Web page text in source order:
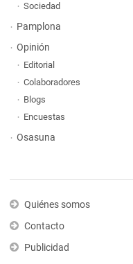
Sociedad
Pamplona
Opinión
Editorial
Colaboradores
Blogs
Encuestas
Osasuna
Quiénes somos
Contacto
Publicidad